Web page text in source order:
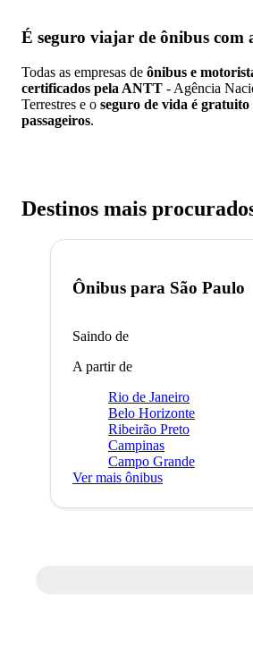
É seguro viajar de ônibus com
Todas as empresas de ônibus e
certificados pela ANTT - Agência
Terrestres e o seguro de vida é gratuito
passageiros.
Destinos mais
Ônibus para São Paulo
Saindo de
A partir de
Rio de Janeiro
Belo Horizonte
Ribeirão Preto
Campinas
Campo Grande
Ver mais ônibus